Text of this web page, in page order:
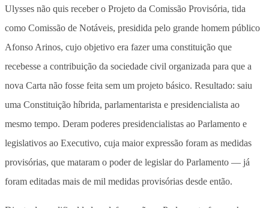
Ulysses não quis receber o Projeto da Comissão Provisória, tida
como Comissão de Notáveis, presidida pelo grande homem público
Afonso Arinos, cujo objetivo era fazer uma constituição que
recebesse a contribuição da sociedade civil organizada para que a
nova Carta não fosse feita sem um projeto básico. Resultado: saiu
uma Constituição híbrida, parlamentarista e presidencialista ao
mesmo tempo. Deram poderes presidencialistas ao Parlamento e
legislativos ao Executivo, cuja maior expressão foram as medidas
provisórias, que mataram o poder de legislar do Parlamento — já
foram editadas mais de mil medidas provisórias desde então.